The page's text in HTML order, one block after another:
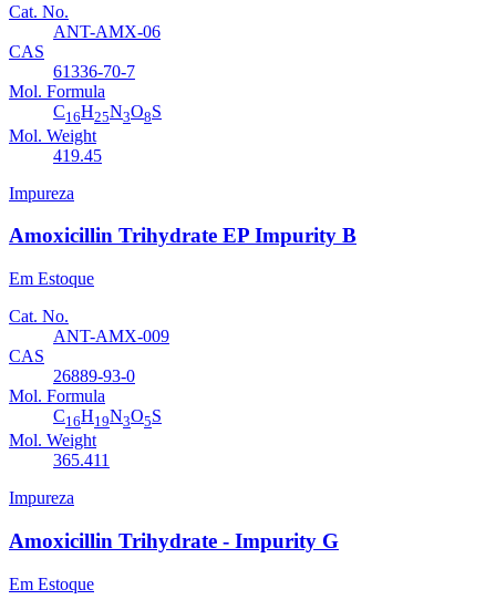
Cat. No.
ANT-AMX-06
CAS
61336-70-7
Mol. Formula
C16H25N3O8S
Mol. Weight
419.45
Impureza
Amoxicillin Trihydrate EP Impurity B
Em Estoque
Cat. No.
ANT-AMX-009
CAS
26889-93-0
Mol. Formula
C16H19N3O5S
Mol. Weight
365.411
Impureza
Amoxicillin Trihydrate - Impurity G
Em Estoque